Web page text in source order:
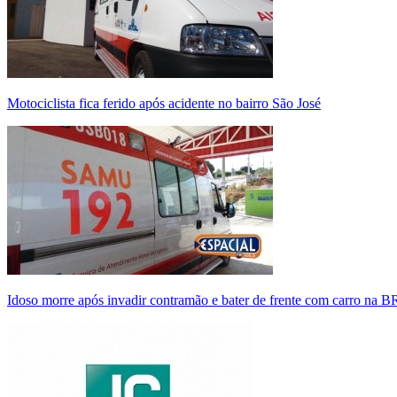
Motociclista fica ferido após acidente no bairro São José
Idoso morre após invadir contramão e bater de frente com carro na